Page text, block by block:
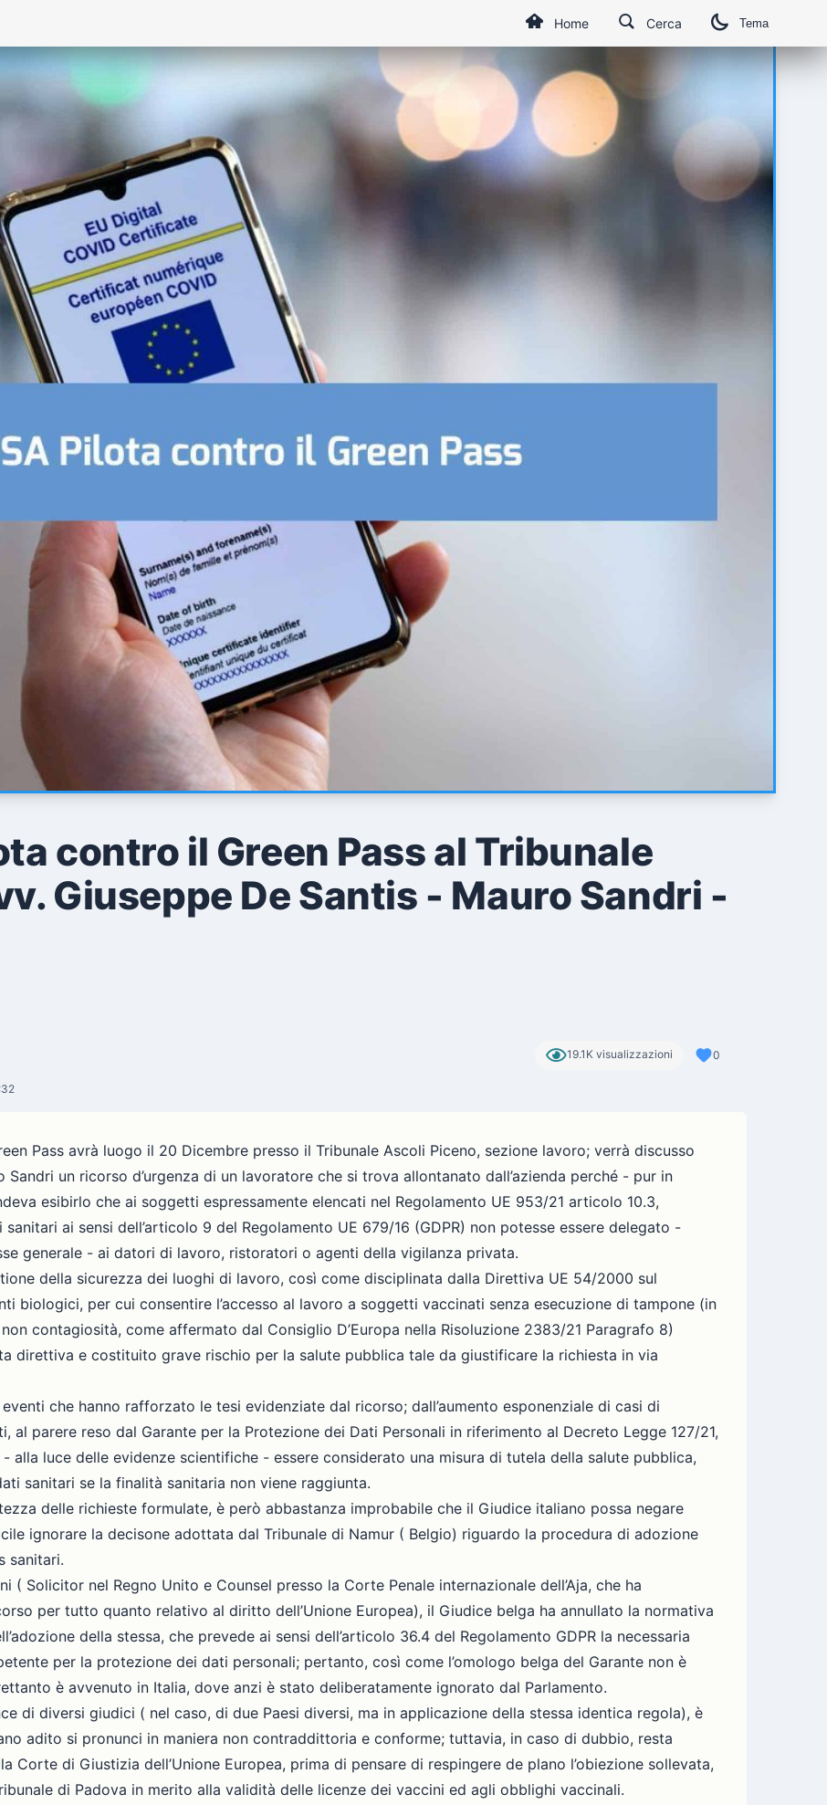
Home Cerca Tema
contro il Green Pass al Tribunale
Giuseppe De Santis - Mauro Sandri -
19.1K visualizzazioni 0
Pass avrà luogo il 20 Dicembre presso il Tribunale Ascoli Piceno, sezione lavoro; verrà discusso
un ricorso d’urgenza di un lavoratore che si trova allontanato dall’azienda perché - pur in
esibirlo che ai soggetti espressamente elencati nel Regolamento UE 953/21 articolo 10.3,
ai sensi dell’articolo 9 del Regolamento UE 679/16 (GDPR) non potesse essere delegato -
generale - ai datori di lavoro, ristoratori o agenti della vigilanza privata.
della sicurezza dei luoghi di lavoro, così come disciplinata dalla Direttiva UE 54/2000 sul
biologici, per cui consentire l’accesso al lavoro a soggetti vaccinati senza esecuzione di tampone (in
contagiosità, come affermato dal Consiglio D’Europa nella Risoluzione 2383/21 Paragrafo 8)
direttiva e costituito grave rischio per la salute pubblica tale da giustificare la richiesta in via
che hanno rafforzato le tesi evidenziate dal ricorso; dall’aumento esponenziale di casi di
al parere reso dal Garante per la Protezione dei Dati Personali in riferimento al Decreto Legge 127/21,
alla luce delle evidenze scientifiche - essere considerato una misura di tutela della salute pubblica,
sanitari se la finalità sanitaria non viene raggiunta.
delle richieste formulate, è però abbastanza improbabile che il Giudice italiano possa negare
ignorare la decisone adottata dal Tribunale di Namur ( Belgio) riguardo la procedura di adozione
sanitari.
( Solicitor nel Regno Unito e Counsel presso la Corte Penale internazionale dell’Aja, che ha
per tutto quanto relativo al diritto dell’Unione Europea), il Giudice belga ha annullato la normativa
della stessa, che prevede ai sensi dell’articolo 36.4 del Regolamento GDPR la necessaria
per la protezione dei dati personali; pertanto, così come l’omologo belga del Garante non è
è avvenuto in Italia, dove anzi è stato deliberatamente ignorato dal Parlamento.
di diversi giudici ( nel caso, di due Paesi diversi, ma in applicazione della stessa identica regola), è
adito si pronunci in maniera non contraddittoria e conforme; tuttavia, in caso di dubbio, resta
Corte di Giustizia dell’Unione Europea, prima di pensare di respingere de plano l’obiezione sollevata,
di Padova in merito alla validità delle licenze dei vaccini ed agli obblighi vaccinali.